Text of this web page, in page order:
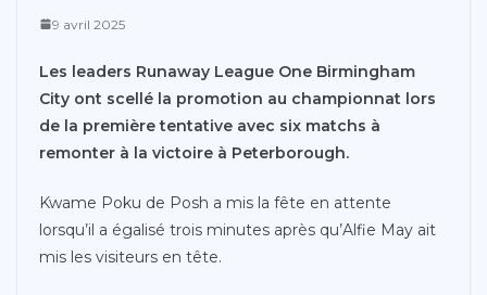
9 avril 2025
Les leaders Runaway League One Birmingham
City ont scellé la promotion au championnat lors
de la première tentative avec six matchs à
remonter à la victoire à Peterborough.
Kwame Poku de Posh a mis la fête en attente
lorsqu’il a égalisé trois minutes après qu’Alfie May ait
mis les visiteurs en tête.